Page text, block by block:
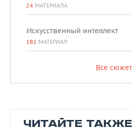
24 МАТЕРИАЛА
Искусственный интеллект
181 МАТЕРИАЛ
Все
ЧИТАЙТЕ ТАКЖЕ